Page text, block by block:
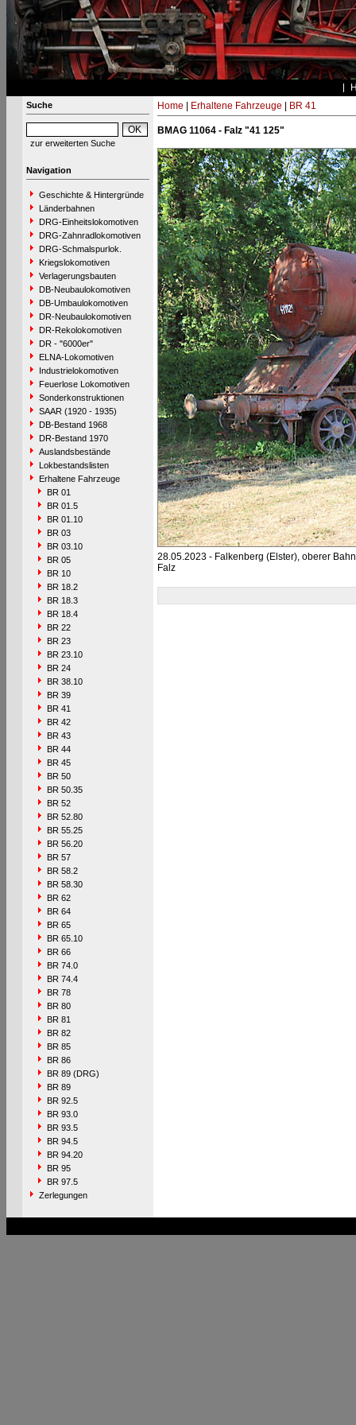
Suche
zur erweiterten Suche
Navigation
Geschichte & Hintergründe
Länderbahnen
DRG-Einheitslokomotiven
DRG-Zahnradlokomotiven
DRG-Schmalspurlok.
Kriegslokomotiven
Verlagerungsbauten
DB-Neubaulokomotiven
DB-Umbaulokomotiven
DR-Neubaulokomotiven
DR-Rekolokomotiven
DR - "6000er"
ELNA-Lokomotiven
Industrielokomotiven
Feuerlose Lokomotiven
Sonderkonstruktionen
SAAR (1920 - 1935)
DB-Bestand 1968
DR-Bestand 1970
Auslandsbestände
Lokbestandslisten
Erhaltene Fahrzeuge
BR 01
BR 01.5
BR 01.10
BR 03
BR 03.10
BR 05
BR 10
BR 18.2
BR 18.3
BR 18.4
BR 22
BR 23
BR 23.10
BR 24
BR 38.10
BR 39
BR 41
BR 42
BR 43
BR 44
BR 45
BR 50
BR 50.35
BR 52
BR 52.80
BR 55.25
BR 56.20
BR 57
BR 58.2
BR 58.30
BR 62
BR 64
BR 65
BR 65.10
BR 66
BR 74.0
BR 74.4
BR 78
BR 80
BR 81
BR 82
BR 85
BR 86
BR 89 (DRG)
BR 89
BR 92.5
BR 93.0
BR 93.5
BR 94.5
BR 94.20
BR 95
BR 97.5
Zerlegungen
Home Erhaltene Fahrzeuge BR 41
BMAG 11064 - Falz "41 125"
28.05.2023 - Falkenberg (Elster), oberer
Falz